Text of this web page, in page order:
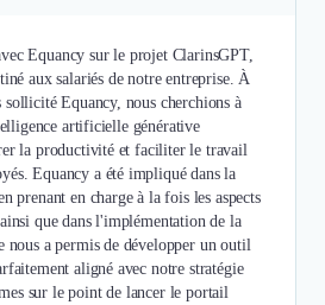
Equancy sur le projet ClarinsGPT,
aux salariés de notre entreprise. À
sollicité Equancy, nous cherchions à
artificielle générative
la productivité et faciliter le travail
Equancy a été impliqué dans la
prenant en charge à la fois les aspects
que dans l'implémentation de la
nous a permis de développer un outil
aligné avec notre stratégie
sur le point de lancer le portail